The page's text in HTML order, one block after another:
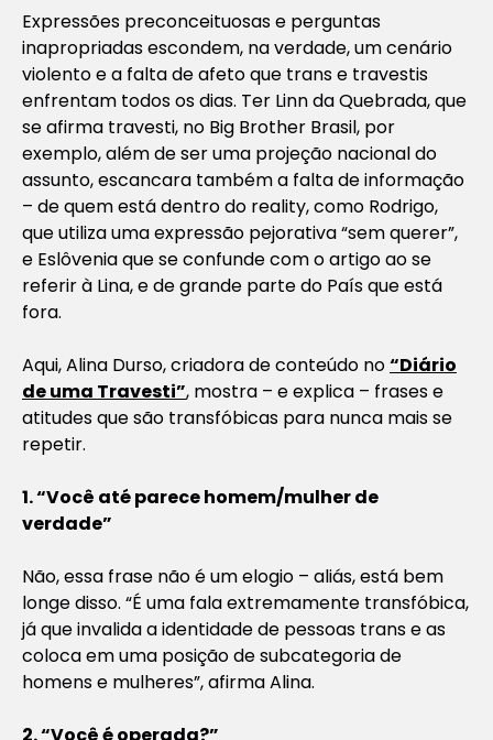
Expressões preconceituosas e perguntas
inapropriadas escondem, na verdade, um cenário
violento e a falta de afeto que trans e travestis
enfrentam todos os dias. Ter Linn da Quebrada, que
se afirma travesti, no Big Brother Brasil, por
exemplo, além de ser uma projeção nacional do
assunto, escancara também a falta de informação
– de quem está dentro do reality, como Rodrigo,
que utiliza uma expressão pejorativa “sem querer”,
e Eslôvenia que se confunde com o artigo ao se
referir à Lina, e de grande parte do País que está
fora.
Aqui, Alina Durso, criadora de conteúdo no“Diário
de uma Travesti”, mostra – e explica – frases e
atitudes que são transfóbicas para nunca mais se
repetir.
1. “Você até parece homem/mulher de
verdade”
Não, essa frase não é um elogio – aliás, está bem
longe disso. “É uma fala extremamente transfóbica,
já que invalida a identidade de pessoas trans e as
coloca em uma posição de subcategoria de
homens e mulheres”, afirma Alina.
2. “Você é operada?”